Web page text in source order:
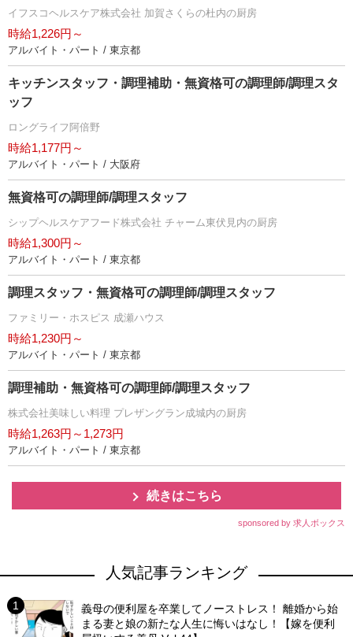
イフスコヘルスケア株式会社 加賀さくらの杜内の厨房
時給1,226円～
アルバイト・パート / 東京都
キッチンスタッフ・調理補助・無資格可の調理師/調理スタ
ッフ
ロングライフ阿倍野
時給1,177円～
アルバイト・パート / 大阪府
無資格可の調理師/調理スタッフ
シップヘルスケアフード株式会社 チャーム東伏見内の厨房
時給1,300円～
アルバイト・パート / 東京都
調理スタッフ・無資格可の調理師/調理スタッフ
ファミリー・ホスピス 成瀬ハウス
時給1,230円～
アルバイト・パート / 東京都
調理補助・無資格可の調理師/調理スタッフ
株式会社美味しい料理 プレザングラン成城内の厨房
時給1,263円～1,273円
アルバイト・パート / 東京都
続きはこちら
sponsored by 求人ボックス
人気記事ランキング
義母の便利屋を卒業してノーストレス！ 離婚から始
まる妻と娘の新たな人生に悔いはなし！【嫁を便利